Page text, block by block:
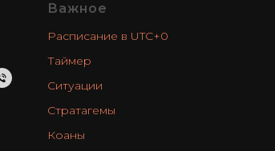
Важное
Расписание в UTC+0
Таймер
Ситуации
Стратагемы
Коаны